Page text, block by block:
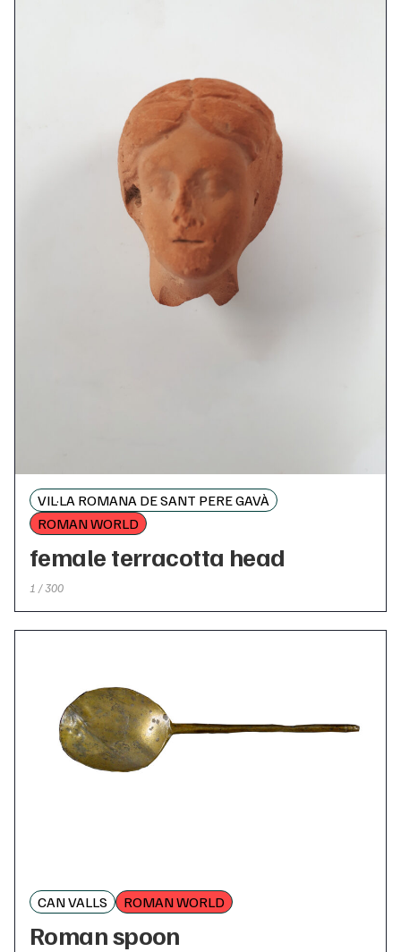
VIL·LA ROMANA DE SANT PERE GAVÀ
ROMAN WORLD
female terracotta head
1 / 300
CAN VALLS ROMAN WORLD
Roman spoon